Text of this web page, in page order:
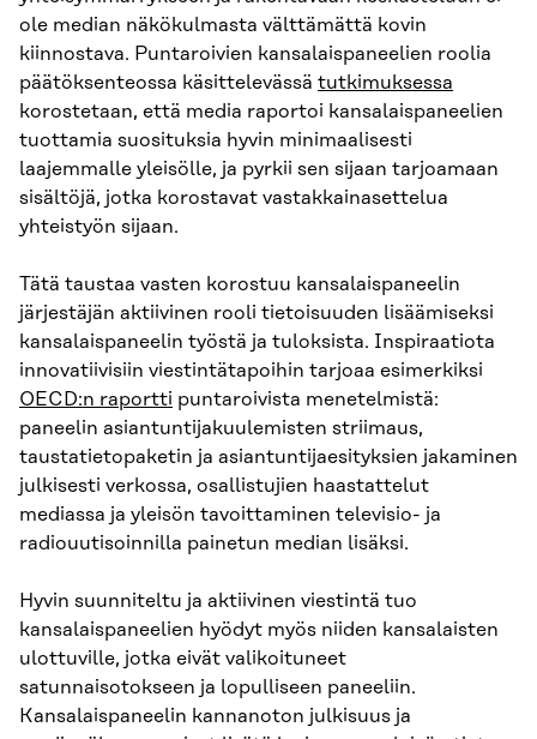
ole median näkökulmasta välttämättä kovin
kiinnostava. Puntaroivien kansalaispaneelien roolia
päätöksenteossa käsittelevässä tutkimuksessa
korostetaan, että media raportoi kansalaispaneelien
tuottamia suosituksia hyvin minimaalisesti
laajemmalle yleisölle, ja pyrkii sen sijaan tarjoamaan
sisältöjä, jotka korostavat vastakkainasettelua
yhteistyön sijaan.
Tätä taustaa vasten korostuu kansalaispaneelin
järjestäjän aktiivinen rooli tietoisuuden lisäämiseksi
kansalaispaneelin työstä ja tuloksista. Inspiraatiota
innovatiivisiin viestintätapoihin tarjoaa esimerkiksi
OECD:n raportti puntaroivista menetelmistä:
paneelin asiantuntijakuulemisten striimaus,
taustatietopaketin ja asiantuntijaesityksien jakaminen
julkisesti verkossa, osallistujien haastattelut
mediassa ja yleisön tavoittaminen televisio- ja
radiouutisoinnilla painetun median lisäksi.
Hyvin suunniteltu ja aktiivinen viestintä tuo
kansalaispaneelien hyödyt myös niiden kansalaisten
ulottuville, jotka eivät valikoituneet
satunnaisotokseen ja lopulliseen paneeliin.
Kansalaispaneelin kannanoton julkisuus ja